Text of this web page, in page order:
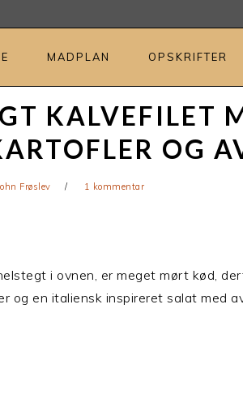
MADPLAN OPSKRIFTER
KALVEFILET
OG
Frøslev 1 kommentar
i ovnen, er meget mørt kød,
og en italiensk inspireret salat med